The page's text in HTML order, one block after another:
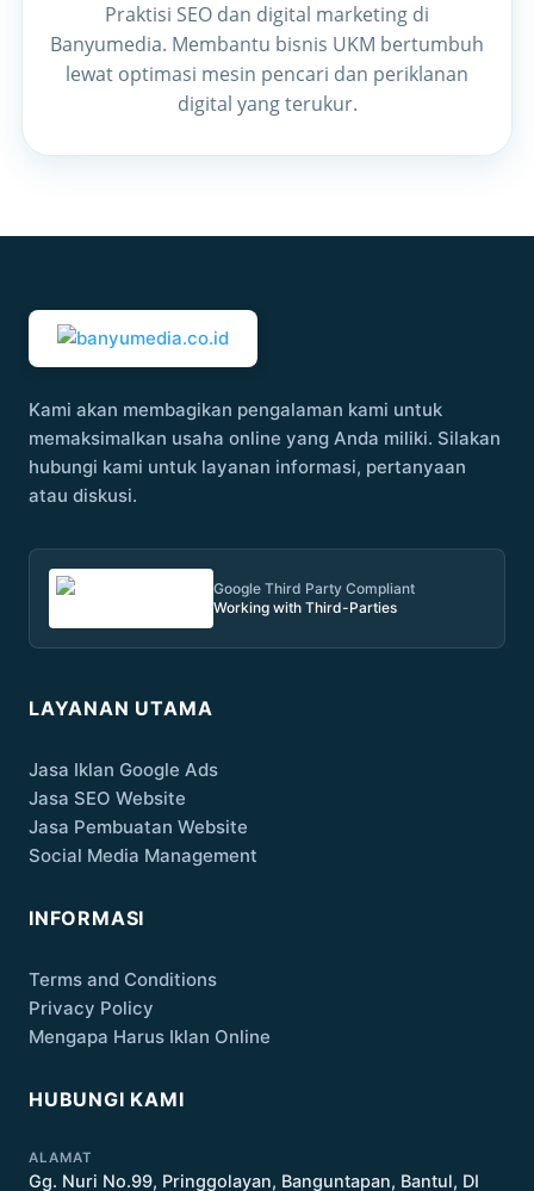
Praktisi SEO dan digital marketing di
Banyumedia. Membantu bisnis UKM bertumbuh
lewat optimasi mesin pencari dan periklanan
digital yang terukur.
Kami akan membagikan pengalaman kami untuk
memaksimalkan usaha online yang Anda miliki. Silakan
hubungi kami untuk layanan informasi, pertanyaan
atau diskusi.
Google Third Party Compliant
Working with Third-Parties
LAYANAN UTAMA
Jasa Iklan Google Ads
Jasa SEO Website
Jasa Pembuatan Website
Social Media Management
INFORMASI
Terms and Conditions
Privacy Policy
Mengapa Harus Iklan Online
HUBUNGI KAMI
ALAMAT
Gg. Nuri No.99, Pringgolayan, Banguntapan, Bantul, DI